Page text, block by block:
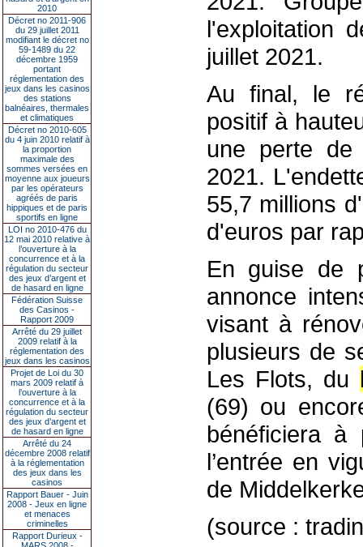
2010
Décret no 2011-906
du 29 juillet 2011
modifiant le décret no
59-1489 du 22
décembre 1959
portant
réglementation des
jeux dans les casinos
des stations
balnéaires, thermales
et climatiques
Décret no 2010-605
du 4 juin 2010 relatif à
la proportion
maximale des
sommes versées en
moyenne aux joueurs
par les opérateurs
agréés de paris
hippiques et de paris
sportifs en ligne
LOI no 2010-476 du
12 mai 2010 relative à
l’ouverture à la
concurrence et à la
régulation du secteur
des jeux d’argent et
de hasard en ligne
Fédération Suisse
des Casinos -
Rapport 2009
Arrêté du 29 juillet
2009 relatif à la
réglementation des
jeux dans les casinos
Projet de Loi du 30
mars 2009 relatif à
l’ouverture à la
concurrence et à la
régulation du secteur
des jeux d’argent et
de hasard en ligne
Arrêté du 24
décembre 2008 relatif
à la réglementation
des jeux dans les
casinos
Rapport Bauer - Juin
2008 - Jeux en ligne
et menaces
criminelles
Rapport Durieux -
l'exploitation
juillet 2021.
Au final, le
positif à
une perte
2021.
55,7 millions
d'euros par
En guise de
annonce
visant à
plusieurs de
Les Flots, du
(69) ou
bénéficiera
l’entrée en
de
(source :